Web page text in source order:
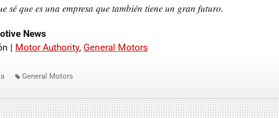
sé que es una empresa que también tiene un gran futuro.
News
| Motor Authority, General Motors
General Motors